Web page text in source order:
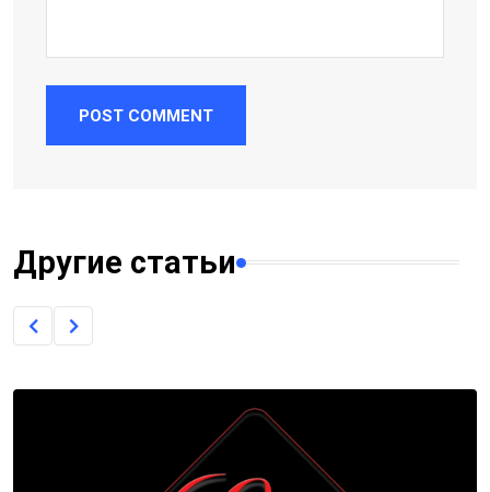
POST COMMENT
Другие статьи